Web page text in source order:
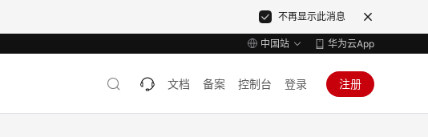
不再显示此消息
中国站 华为云App
文档 备案 控制台 登录 注册